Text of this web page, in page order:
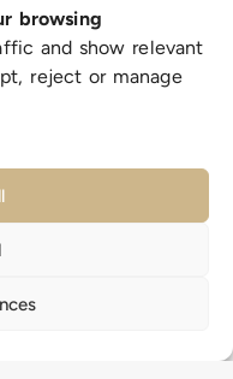
browsing
and show relevant
reject or manage
напълно